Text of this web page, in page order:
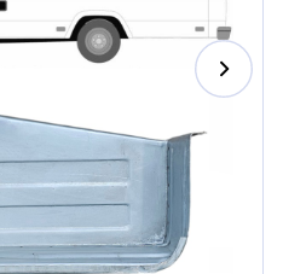
Lietuvių
Português
Slovenian
Latvian
Slovenčina